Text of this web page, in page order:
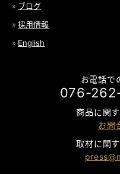
ブログ
採用情報
English
お電話で
076-
商品に関
お問
取材に関